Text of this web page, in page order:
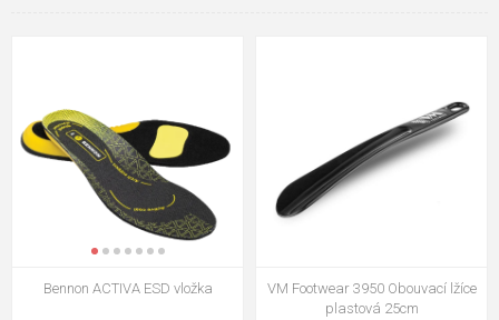
VM Footwear 3009 Vkládací stélka
VM Footwear 3102 Tkaničky
ploché